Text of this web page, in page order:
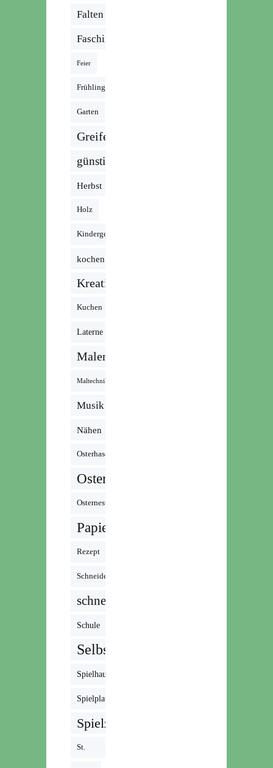
Falten
Fasching
Feier
Frühling
Garten
Greifen
günstig
Herbst
Holz
Kindergeburtstag
kochen
Kreativ
Kuchen
Laterne
Malen
Maltechnik
Musik /
Radio /
Podcast
Nähen
Osterhase
Ostern
Osternest
Papier
Rezept
Schneiden
schnell
Schule
Selbstgemacht
Spielhaus
Spielplatz
Spielzeug
St.